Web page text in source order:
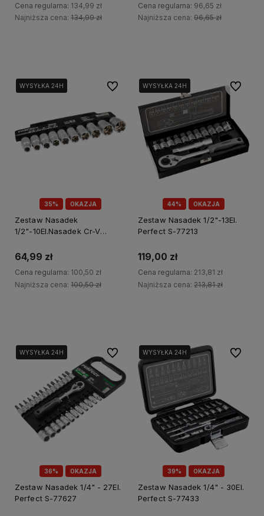
Cena regularna: 134,99 zł
Najniższa cena: 134,99 zł
Cena regularna: 96,65 zł
Najniższa cena: 96,65 zł
35% OKAZJA
WYSYŁKA 24H
WYSYŁKA 24H
WYSYŁKA 24H
Zestaw Nasadek
1/2"-10El.Nasadek Cr-V
64,99 zł
Cena regularna: 100,50 zł
Najniższa cena: 100,50 zł
Do ulubionych
44% OKAZJA
WYSYŁKA 24H
WYSYŁKA 24H
Zestaw Nasadek 1/2"-13El.
Perfect S-77213
119,00 zł
Cena regularna: 213,81 zł
Najniższa cena: 213,81 zł
Do
36% OKAZJA
WYSYŁKA 24H
WYSYŁKA 24H
Zestaw Nasadek 1/4" - 27El.
Perfect S-77627
Do ulubionych
39% OKAZJA
WYSYŁKA 24H
Zestaw Nasadek 1/4" - 30El.
Perfect S-77433
Do